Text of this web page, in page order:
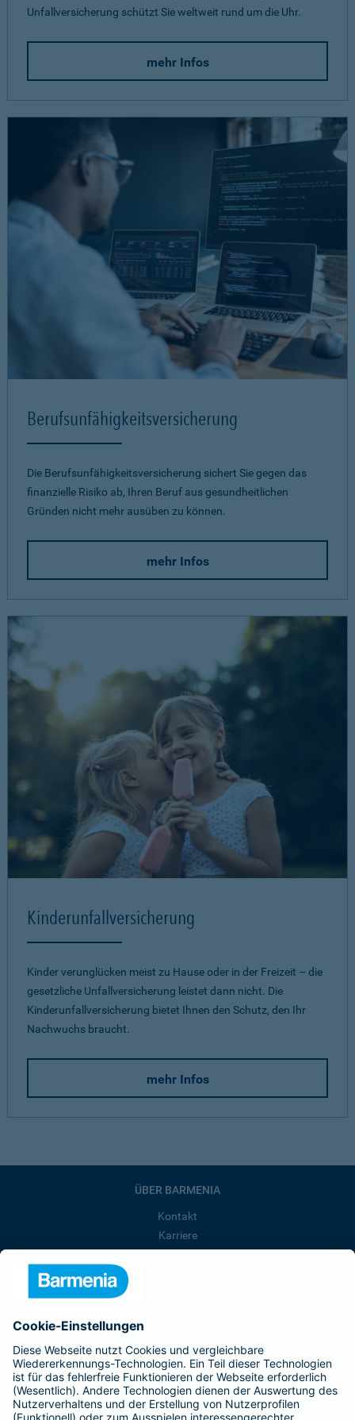
Unfallversicherung schützt Sie weltweit rund um die Uhr.
mehr Infos
Berufsunfähigkeits­versicherung
Die Berufsunfähigkeitsversicherung sichert Sie gegen das
finanzielle Risiko ab, Ihren Beruf aus gesundheitlichen
Gründen nicht mehr ausüben zu können.
mehr Infos
Kinderunfallversicherung
Kinder verunglücken meist zu Hause oder in der Freizeit – die
gesetzliche Unfallversicherung leistet dann nicht. Die
Kinderunfallversicherung bietet Ihnen den Schutz, den Ihr
Nachwuchs braucht.
mehr Infos
ÜBER BARMENIA
Kontakt
Karriere
Barmenia ist Teil der BarmeniaGothaer
BELIEBTE SEITEN
Kranken-Zusatzversicherung
Tierversicherungen